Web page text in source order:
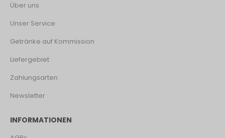
Über uns
Unser Service
Getränke auf Kommission
Liefergebiet
Zahlungsarten
Newsletter
INFORMATIONEN